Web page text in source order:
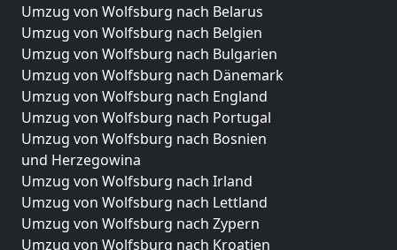
Umzug von Wolfsburg nach Belarus
Umzug von Wolfsburg nach Belgien
Umzug von Wolfsburg nach Bulgarien
Umzug von Wolfsburg nach Dänemark
Umzug von Wolfsburg nach England
Umzug von Wolfsburg nach Portugal
Umzug von Wolfsburg nach Bosnien
und Herzegowina
Umzug von Wolfsburg nach Irland
Umzug von Wolfsburg nach Lettland
Umzug von Wolfsburg nach Zypern
Umzug von Wolfsburg nach Kroatien